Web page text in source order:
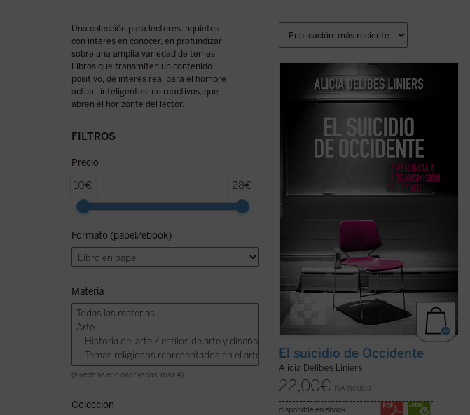
Una colección para lectores inquietos
con interés en conocer, en profundizar
sobre una amplia variedad de temas.
Libros que transmiten un contenido
positivo, de interés real para el hombre
actual, inteligentes, no reactivos, que
abren el horizonte del lector.
FILTROS
Precio
10€ 28€
Formato (papel/ebook)
Materia
(Puede seleccionar varias: máx 4)
Colección
Este libro ofrece una imagen clara de
cómo poco a poco sucedió la decadencia
Francia hasta los EE.UU., pasando por
España; desde personajes como
Rousseau hasta el wokismo y la Ley
Celaá—, con la ...(ver ficha)
El suicidio de Occidente
Alicia Delibes Liniers
22,00€ IVA incluido
disponible en ebook: